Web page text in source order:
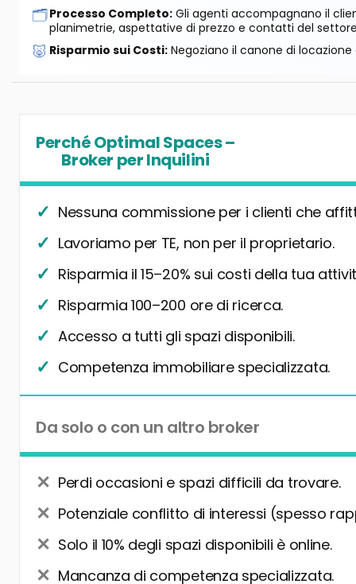
🗂️Processo Completo: Gli agenti accompagnano il
planimetrie, aspettative di prezzo e contatti del
🐷 Risparmio sui Costi: Negoziano il canone di
Perché Optimal Spaces –
Broker per Inquilini
Nessuna commissione per i clienti che
Lavoriamo per TE, non per il proprietario.
Risparmia il 15–20% sui costi della tua
Risparmia 100–200 ore di ricerca.
Accesso a tutti gli spazi disponibili.
Competenza immobiliare specializzata.
Da solo o con un altro broker
Perdi occasioni e spazi difficili da trovare.
Potenziale conflitto di interessi (spesso
Solo il 10% degli spazi disponibili è online.
Mancanza di competenza specializzata.